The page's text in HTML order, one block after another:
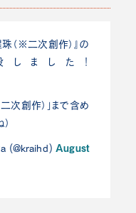
（※二次創作）』の
ました！
次創作）」まで含め
(@kraihd)August